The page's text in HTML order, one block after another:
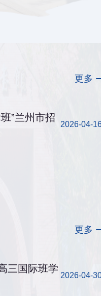
更多
”兰州市招
2026-04-
更多
三国际班学
2026-04-